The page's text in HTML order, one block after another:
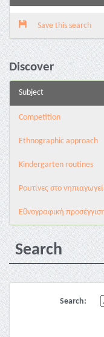
Save this search
Discover
Subject
Competition
Ethnographic approach
Kindergarten routines
Pουτίνες στο
Εθνογραφική
Search
Search: